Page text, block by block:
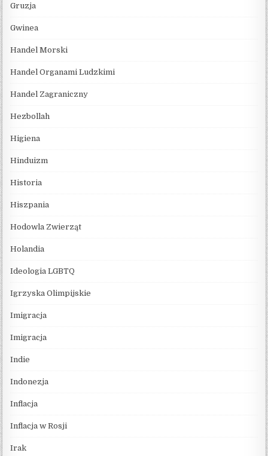
Gruzja
Gwinea
Handel Morski
Handel Organami Ludzkimi
Handel Zagraniczny
Hezbollah
Higiena
Hinduizm
Historia
Hiszpania
Hodowla Zwierząt
Holandia
Ideologia LGBTQ
Igrzyska Olimpijskie
Imigracja
Imigracja
Indie
Indonezja
Inflacja
Inflacja w Rosji
Irak